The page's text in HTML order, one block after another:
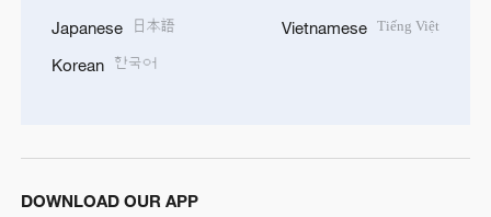
Japanese 日本語
Korean 한국어
Vietnamese Tiếng Việt
DOWNLOAD OUR APP